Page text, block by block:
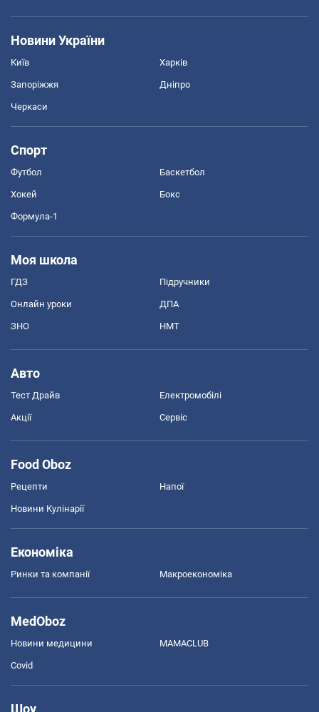
Новини України
Київ Харків
Запоріжжя Дніпро
Черкаси
Спорт
Футбол Баскетбол
Хокей Бокс
Формула-1
Моя школа
ГДЗ Підручники
Онлайн уроки ДПА
ЗНО НМТ
Авто
Тест Драйв Електромобілі
Акції Сервіс
Food Oboz
Рецепти Напої
Новини Кулінарії
Економіка
Ринки та компанії Макроекономіка
MedOboz
Новини медицини MAMACLUB
Covid
Шоу